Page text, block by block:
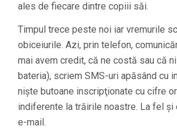
ales de fiecare dintre copiii săi.
Timpul trece peste noi iar vremurile
obiceiurile. Azi, prin telefon,
mai avem credit, că ne costă sau că
bateria), scriem SMS-uri apăsând cu
nişte butoane inscripţionate cu cifre
indiferente la trăirile noastre. La fel
e-mail.